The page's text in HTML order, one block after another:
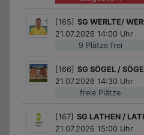
9 Plätze frei
[165] SG WERLTE/ WERLTE/ Tennis Schnupperkurs
21.07.2026 14:00 Uhr
freie Plätze
[166] SG SÖGEL / SÖGEL /
21.07.2026 14:30 Uhr
[167] SG LATHEN / LATHEN / Let´s roll:
21.07.2026 15:00 Uhr